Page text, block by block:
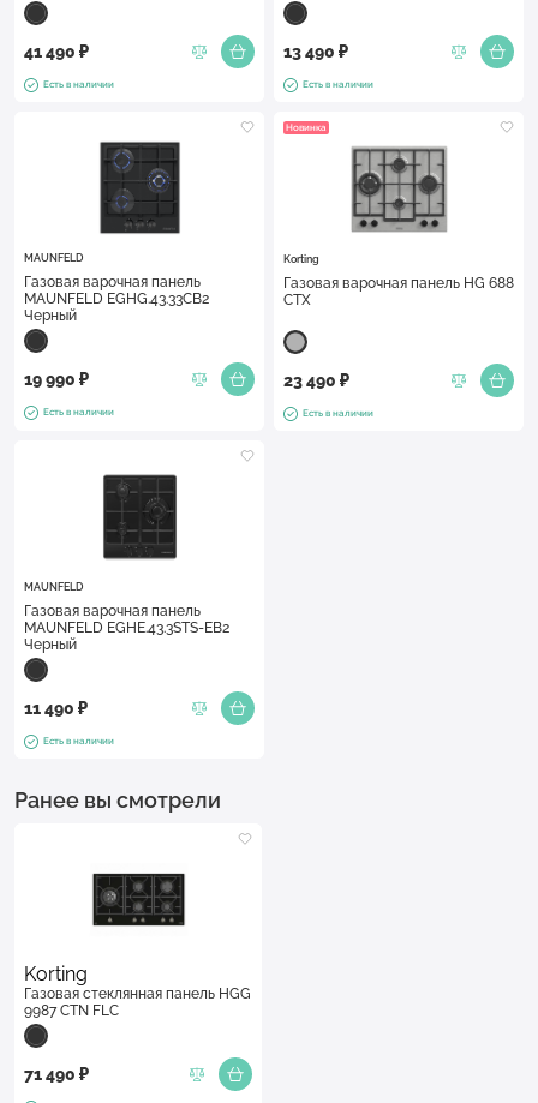
41 490 ₽
Есть в наличии
13 490 ₽
Есть в наличии
MAUNFELD
Газовая варочная панель
MAUNFELD EGHG.43.33CB2
Черный
19 990 ₽
Есть в наличии
Новинка
Korting
Газовая варочная панель HG 688
CTX
23 490 ₽
Есть в наличии
MAUNFELD
Газовая варочная панель
MAUNFELD EGHE.43.3STS-EB2
Черный
11 490 ₽
Есть в наличии
Ранее вы смотрели
Korting
Газовая стеклянная панель HGG
9987 CTN FLC
71 490 ₽